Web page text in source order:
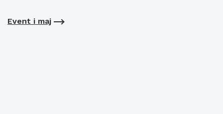
Event i maj